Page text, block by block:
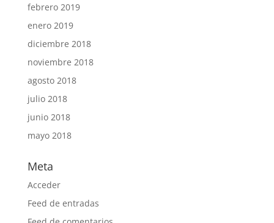
febrero 2019
enero 2019
diciembre 2018
noviembre 2018
agosto 2018
julio 2018
junio 2018
mayo 2018
Meta
Acceder
Feed de entradas